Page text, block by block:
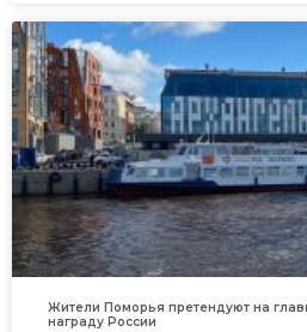
Жители Поморья претендуют на
награду России